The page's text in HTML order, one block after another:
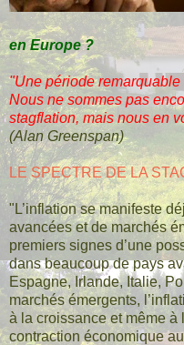
en Europe ?
"Une période
Nous ne sommes pas
stagflation, mais nous en
(Alan Greenspan)
LE SPECTRE DE LA
"L’inflation se manifeste
avancées et de marchés
premiers signes d’une
dans beaucoup de pays
Espagne, Irlande, Italie,
marchés émergents,
à la croissance et même à
contraction économique